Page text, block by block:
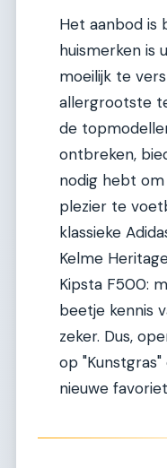
Het aanbod is
huismerken is
moeilijk te
allergrootste
de
ontbreken,
nodig hebt
plezier te
klassieke
Kelme
Kipsta F500:
beetje kennis
zeker. Dus,
op
nieuwe